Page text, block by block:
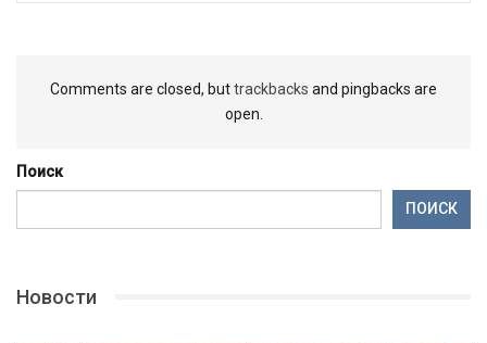
Comments are closed, buttrackbacks and pingbacks are
open.
Поиск
ПОИСК
Новости